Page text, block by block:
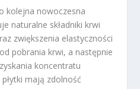
kolejna nowoczesna
naturalne składniki krwi
zwiększenia elastyczności
pobrania krwi, a następnie
koncentratu
mają zdolność